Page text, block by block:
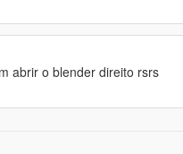
abrir o blender direito rsrs